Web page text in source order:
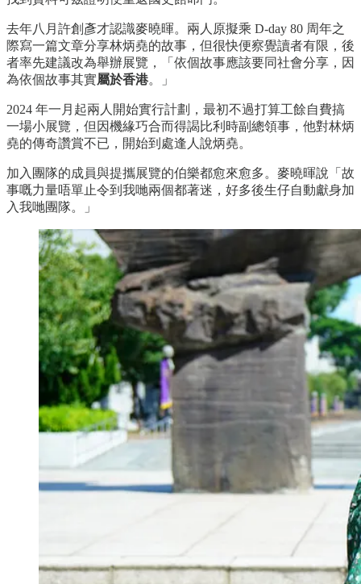
去年八月許創彥才認識麥曉暉。兩人原擬乘 D-day 80 周年之
際寫一篇文章分享林炳堯的故事，但很快便察覺讀者有限，後
者率先建議改為舉辦展覽，「依個故事應該要同社會分享，因
為依個故事其實屬於香港。」
2024 年一月起兩人開始實行計劃，最初不過打算工餘自費搞
一場小展覽，但因機緣巧合而得謁比利時副總領事，他對林炳
堯的傳奇讚賞不已，開始到處逢人說炳堯。
加入團隊的成員與提攜展覽的伯樂都愈來愈多。麥曉暉說「故
事嘅力量唔單止令到我哋兩個都著迷，好多後生仔自動獻身加
入我哋團隊。」